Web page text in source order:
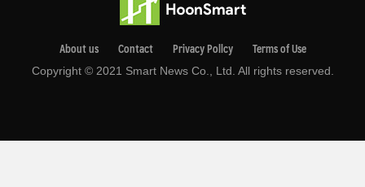
About us Contact Privacy Pollcy Terms of Use
Copyright © 2021 Smart News Co., Ltd. All rights reserved.